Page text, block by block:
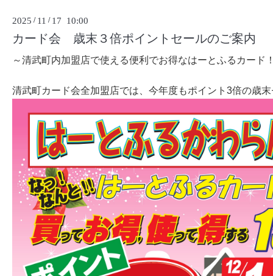
2025 / 11 / 17 10:00
カード会 歳末３倍ポイントセールのご案内
～清武町内加盟店で使える便利でお得なはーとふるカード
清武町カード会全加盟店では、今年度もポイント3倍の歳